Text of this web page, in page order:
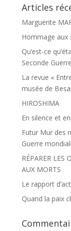
Articles
Marguerite
Hommage aux
Qu’est-ce
Seconde
La revue «
musée de
HIROSHIMA
En silence et
Futur Mur des
Guerre
RÉPARER LES
AUX MORTS
Le rapport
Quand la paix